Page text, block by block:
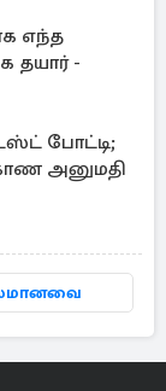
எந்த
தயார் -
போட்டி;
அனுமதி